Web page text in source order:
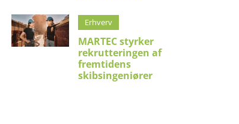
Erhverv
MARTEC styrker
rekrutteringen af
fremtidens
skibsingeniører